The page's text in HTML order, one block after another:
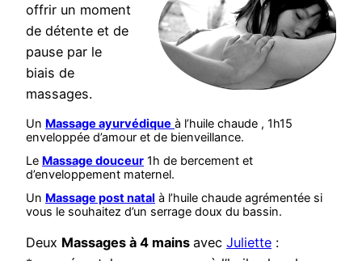
offrir un moment
de détente et de
pause par le
biais de
massages.
Un Massage ayurvédique à l’huile chaude , 1h15
enveloppée d’amour et de bienveillance.
Le Massage douceur 1h de bercement et
d’enveloppement maternel.
Un Massage post natal à l’huile chaude agrémentée si
vous le souhaitez d’un serrage doux du bassin.
Deux Massages à 4 mains avec Juliette :